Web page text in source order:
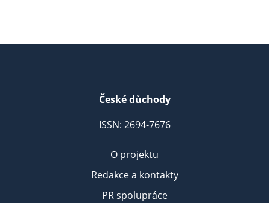
České důchody
ISSN: 2694-7676
O projektu
Redakce a kontakty
PR spolupráce